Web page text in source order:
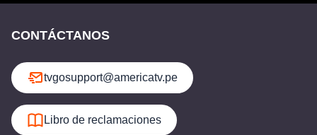
CONTÁCTANOS
tvgosupport@americatv.pe
Libro de reclamaciones